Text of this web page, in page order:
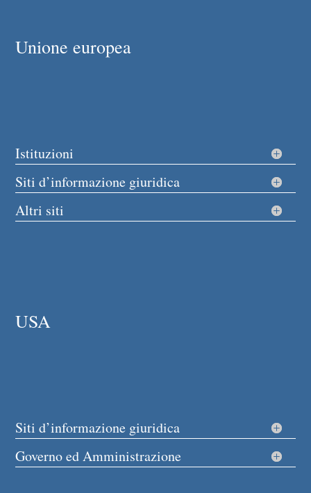
Unione europea
Istituzioni
Siti d’informazione giuridica
Altri siti
USA
Siti d’informazione giuridica
Governo ed Amministrazione